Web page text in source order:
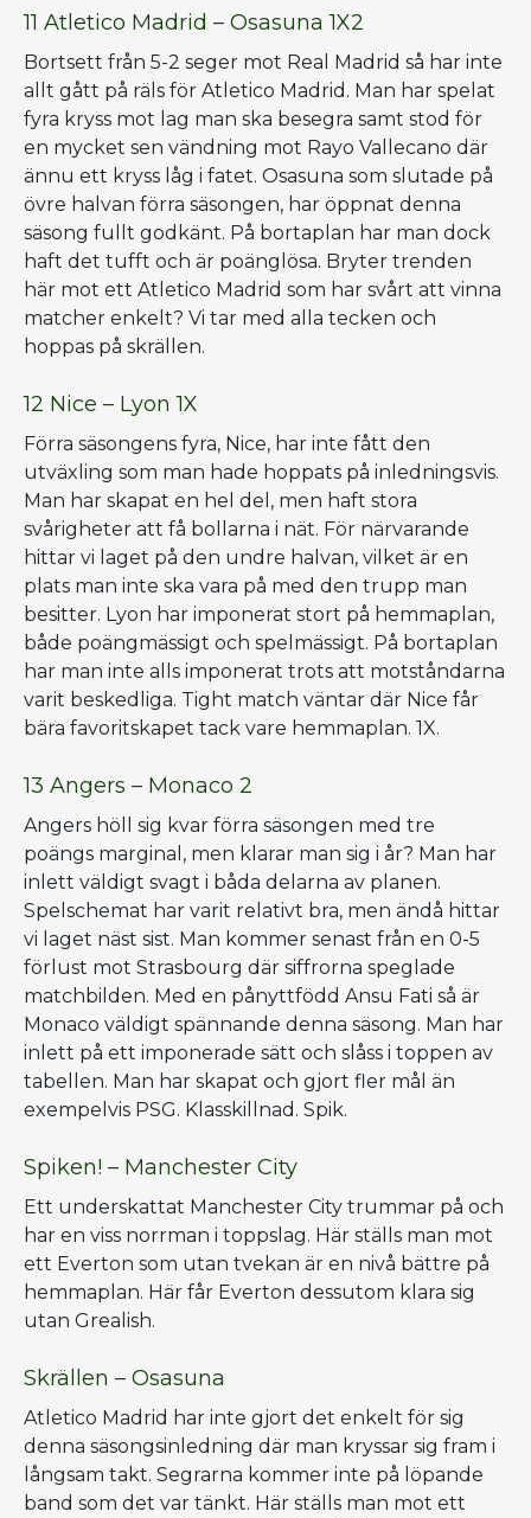
11 Atletico Madrid – Osasuna 1X2
Bortsett från 5-2 seger mot Real Madrid så har inte
allt gått på räls för Atletico Madrid. Man har spelat
fyra kryss mot lag man ska besegra samt stod för
en mycket sen vändning mot Rayo Vallecano där
ännu ett kryss låg i fatet. Osasuna som slutade på
övre halvan förra säsongen, har öppnat denna
säsong fullt godkänt. På bortaplan har man dock
haft det tufft och är poänglösa. Bryter trenden
här mot ett Atletico Madrid som har svårt att vinna
matcher enkelt? Vi tar med alla tecken och
hoppas på skrällen.
12 Nice – Lyon 1X
Förra säsongens fyra, Nice, har inte fått den
utväxling som man hade hoppats på inledningsvis.
Man har skapat en hel del, men haft stora
svårigheter att få bollarna i nät. För närvarande
hittar vi laget på den undre halvan, vilket är en
plats man inte ska vara på med den trupp man
besitter. Lyon har imponerat stort på hemmaplan,
både poängmässigt och spelmässigt. På bortaplan
har man inte alls imponerat trots att motståndarna
varit beskedliga. Tight match väntar där Nice får
bära favoritskapet tack vare hemmaplan. 1X.
13 Angers – Monaco 2
Angers höll sig kvar förra säsongen med tre
poängs marginal, men klarar man sig i år? Man har
inlett väldigt svagt i båda delarna av planen.
Spelschemat har varit relativt bra, men ändå hittar
vi laget näst sist. Man kommer senast från en 0-5
förlust mot Strasbourg där siffrorna speglade
matchbilden. Med en pånyttfödd Ansu Fati så är
Monaco väldigt spännande denna säsong. Man har
inlett på ett imponerade sätt och slåss i toppen av
tabellen. Man har skapat och gjort fler mål än
exempelvis PSG. Klasskillnad. Spik.
Spiken! – Manchester City
Ett underskattat Manchester City trummar på och
har en viss norrman i toppslag. Här ställs man mot
ett Everton som utan tvekan är en nivå bättre på
hemmaplan. Här får Everton dessutom klara sig
utan Grealish.
Skrällen – Osasuna
Atletico Madrid har inte gjort det enkelt för sig
denna säsongsinledning där man kryssar sig fram i
långsam takt. Segrarna kommer inte på löpande
band som det var tänkt. Här ställs man mot ett